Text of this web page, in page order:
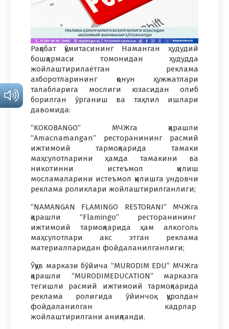
Рақобат қўмитасининг Наманган ҳудудий
бошқармаси томонидан ҳудудда
жойлаштирилаётган реклама
ахборотларининг қонун ҳужжатлари
талабларига мослиги юзасидан олиб
борилган ўрганиш ва таҳлил ишлари
давомида:
“KOKOBANGO” МЧЖга қарашли
“Amacnamangan” ресторанининг расмий
ижтимоий тармоқларида тамаки
маҳсулотларини ҳамда тамакини ва
никотинни истеъмол қилиш
мосламаларини истеъмол қилишга ундовчи
реклама роликлари жойлаштирилганлиги;
“NAMANGAN FLAMINGO RESTORANI” МЧЖга
қарашли “Flamingo” ресторанининг
ижтимоий тармоқларида ҳам алкоголь
маҳсулотлари акс этган реклама
материалларидан фойдаланилганлиги;
Ўқув маркази бўйича “MURODIM EDU” МЧЖга
қарашли “MURODIMEDUCATION” марказга
тегишли расмий ижтимоий тармоқларида
реклама ролигида ўйинчоқ қуролдан
фойдаланилган кадрлар
жойлаштирилгани аниқланди.